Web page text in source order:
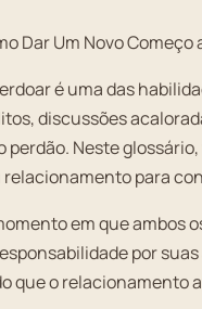
Dar Um Novo
é uma das
discussões
perdão. Neste
para
em que
por
que o relacionamento